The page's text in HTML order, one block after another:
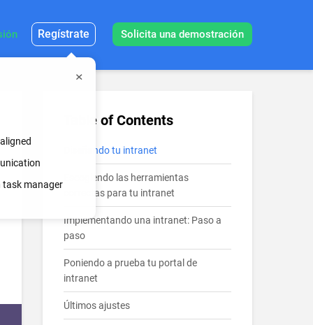
Regístrate
task manager
Solicita una demostración
Table of Contents
Diseñando tu intranet
Escogiendo las herramientas
correctas para tu intranet
Implementando una intranet: Paso a
paso
Poniendo a prueba tu portal de
intranet
Últimos ajustes